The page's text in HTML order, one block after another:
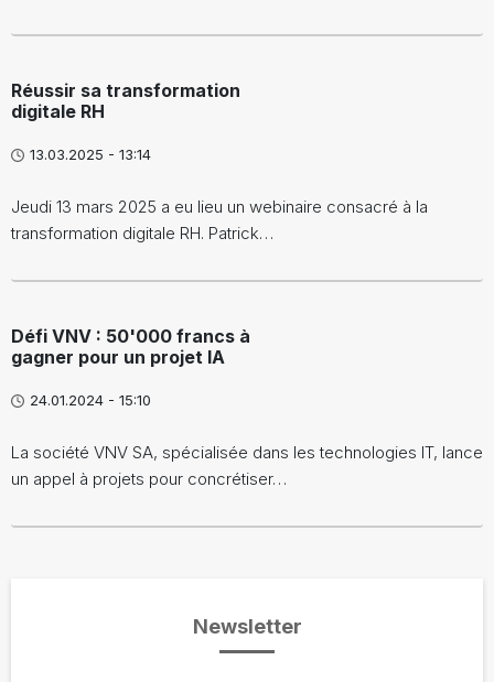
Réussir sa transformation
digitale RH
13.03.2025 - 13:14
Jeudi 13 mars 2025 a eu lieu un webinaire consacré à la
transformation digitale RH. Patrick…
Défi VNV : 50'000 francs à
gagner pour un projet IA
24.01.2024 - 15:10
La société VNV SA, spécialisée dans les technologies IT, lance
un appel à projets pour concrétiser…
Newsletter